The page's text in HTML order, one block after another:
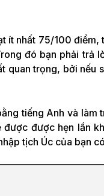
ít nhất 75/100
đó bạn phải trả
quan trọng, bởi nếu
tiếng Anh và
được hẹn lần
tịch Úc của bạn